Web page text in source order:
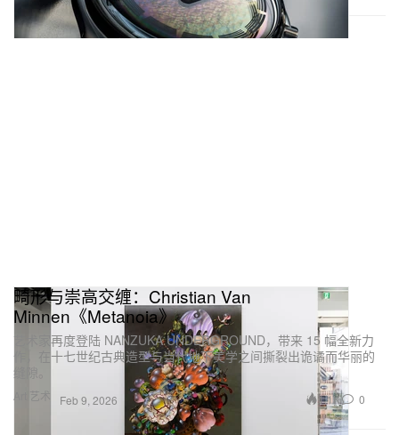
Art 艺术
畸形与崇高交缠：Christian Van
Minnen《Metanoia》
艺术家再度登陆 NANZUKA UNDERGROUND，带来 15 幅全新力
作，在十七世纪古典造型与当代地下美学之间撕裂出诡谲而华丽的
缝隙。
Feb 9, 2026 1.1K 0